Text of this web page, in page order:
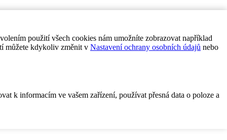
použití všech cookies nám umožníte zobrazovat například
můžete kdykoliv změnit v Nastavení ochrany osobních údajů nebo
k informacím ve vašem zařízení, používat přesná data o poloze a